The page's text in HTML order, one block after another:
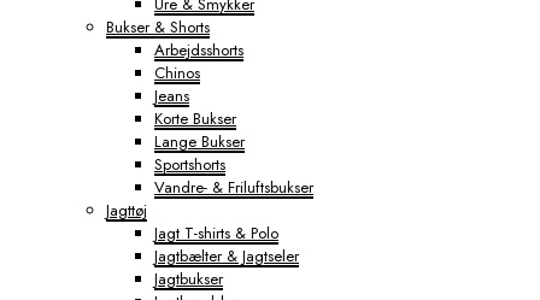
Bukser & Shorts
Arbejdsshorts
Chinos
Jeans
Korte Bukser
Lange Bukser
Sportshorts
Vandre- & Friluftsbukser
Jagttøj
Jagt T-shirts & Polo
Jagtbælter & Jagtseler
Jagtbukser